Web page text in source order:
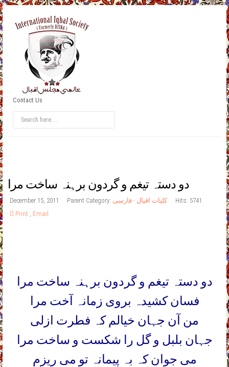
Contact Us
دو دستہ تیغم و گردون برہنہ ساخت مرا
December 15, 2011 Parent Category: کلیات اقبال - فارسی
Hits: 5741
Print , Email
دو دستہ تیغم و گردون برہنہ ساخت مرا
فسان کشیدہ بروی زمانہ آخت مرا
من آن جہان خیالم کہ فطرت ازلی
جہان بلبل و گل را شکست و ساخت مرا
می جوان کہ بہ پیمانہ تو می ریزم